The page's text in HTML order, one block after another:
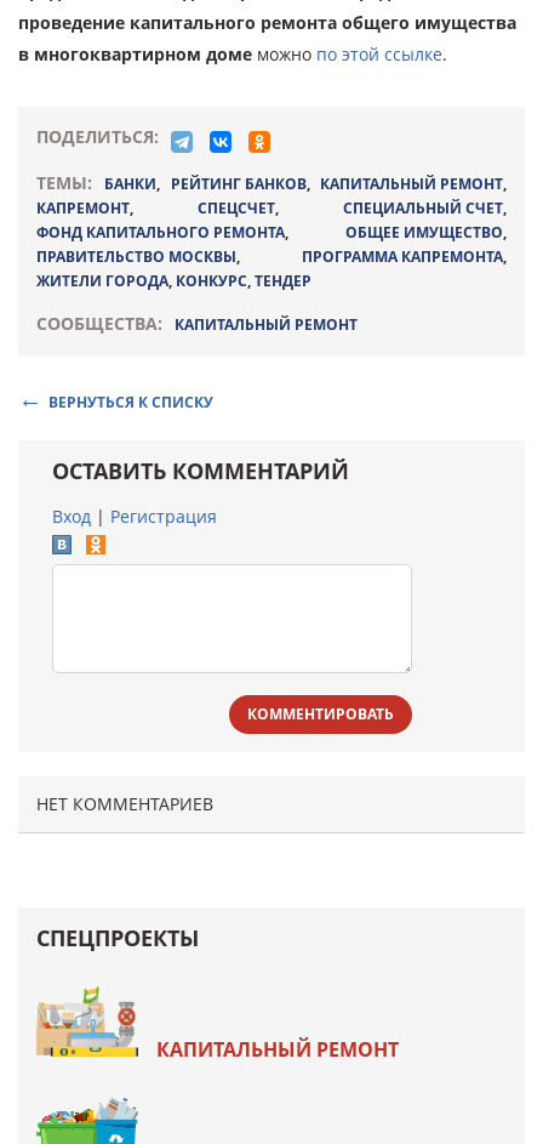
проведение капитального ремонта общего имущества
в многоквартирном доме можно по этой ссылке.
ПОДЕЛИТЬСЯ:
ТЕМЫ:
БАНКИ, РЕЙТИНГ БАНКОВ, КАПИТАЛЬНЫЙ РЕМОНТ,
КАПРЕМОНТ, СПЕЦСЧЕТ, СПЕЦИАЛЬНЫЙ СЧЕТ,
ФОНД КАПИТАЛЬНОГО РЕМОНТА, ОБЩЕЕ ИМУЩЕСТВО,
ПРАВИТЕЛЬСТВО МОСКВЫ, ПРОГРАММА КАПРЕМОНТА,
ЖИТЕЛИ ГОРОДА, КОНКУРС,ТЕНДЕР
СООБЩЕСТВА: КАПИТАЛЬНЫЙ РЕМОНТ
ВЕРНУТЬСЯ К СПИСКУ
ОСТАВИТЬ КОММЕНТАРИЙ
Вход | Регистрация
КОММЕНТИРОВАТЬ
НЕТ КОММЕНТАРИЕВ
СПЕЦПРОЕКТЫ
КАПИТАЛЬНЫЙ РЕМОНТ